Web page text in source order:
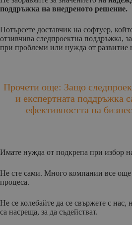
поддръжка на внедреното решение.
Потърсете доставчик на софтуер,
отзивчива следпроектна поддръжка,
при проблеми или нужда от развитие
Прочети още: Защо
и експертната поддръжка
ефективността на
Имате нужда от подкрепа при избор
Не сте сами. Много компании все още
процеса.
Не се колебайте да се свържете с нас,
са насреща, за да съдействат.